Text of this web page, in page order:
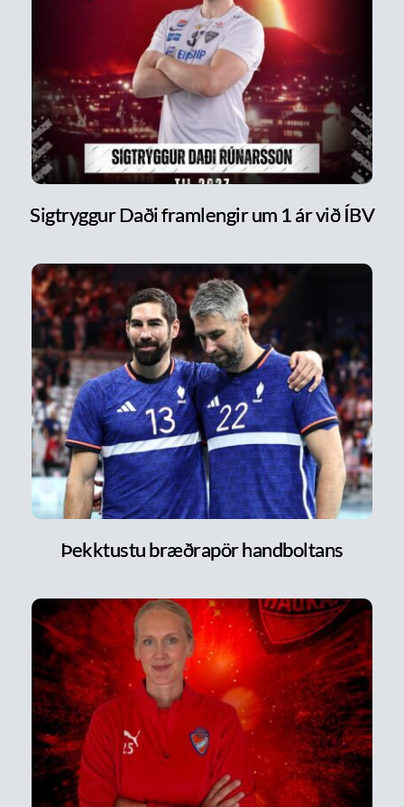
Sigtryggur Daði framlengir um 1 ár við ÍBV
Þekktustu bræðrapör handboltans